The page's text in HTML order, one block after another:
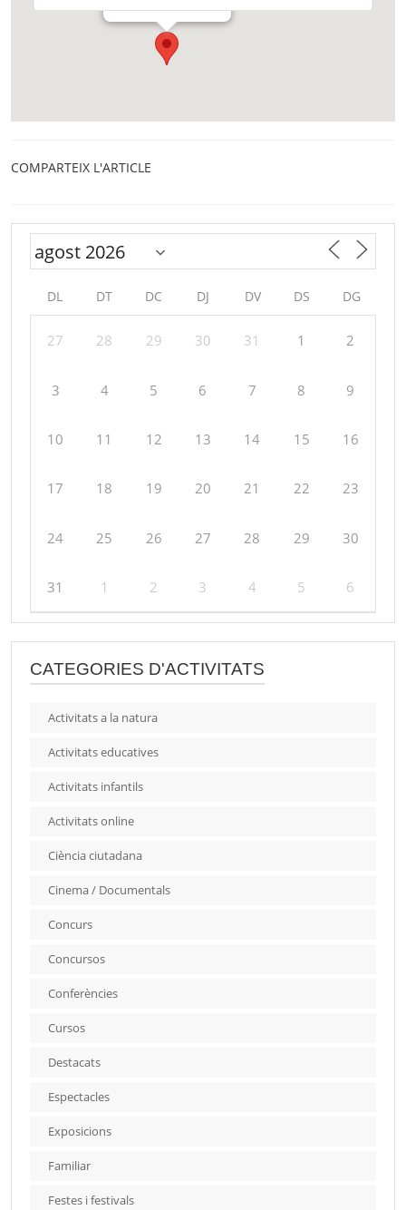
COMPARTEIX L'ARTICLE
DL DT DC DJ DV DS DG
27 28 29 30 31 1 2
3 4 5 6 7 8 9
10 11 12 13 14 15 16
17 18 19 20 21 22 23
24 25 26 27 28 29 30
31 1 2 3 4 5 6
CATEGORIES D'ACTIVITATS
Activitats a la natura
Activitats educatives
Activitats infantils
Activitats online
Ciència ciutadana
Cinema / Documentals
Concurs
Concursos
Conferències
Cursos
Destacats
Espectacles
Exposicions
Familiar
Festes i festivals